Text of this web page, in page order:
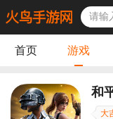
首页 游戏
和
大